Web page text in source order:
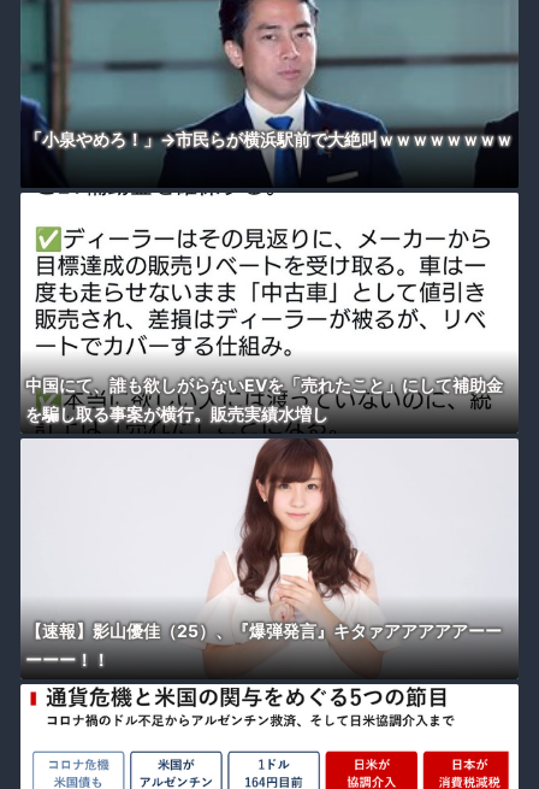
「小泉やめろ！」→市民らが横浜駅前で大絶叫ｗｗｗｗｗｗｗｗ
中国にて、誰も欲しがらないEVを「売れたこと」にして補助金
を騙し取る事案が横行。販売実績水増し
【速報】影山優佳（25）、『爆弾発言』キタァアアアアアーー
ーーー！！